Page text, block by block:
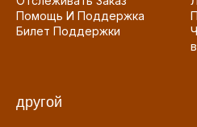
Помощь И Поддержка
Билет Поддержки
другой